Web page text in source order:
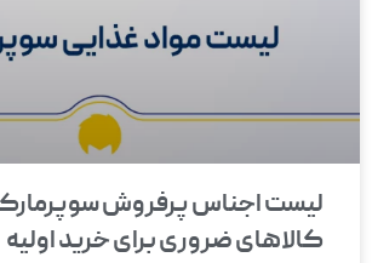
لیست اجناس پرفروش
کالاهای ضروری برای خرید اولیه